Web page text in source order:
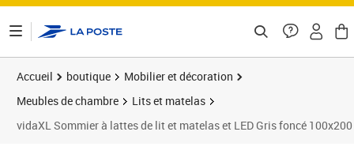
Accueil boutique
Mobilier et décoration
Meubles de chambre
Lits et matelas
vidaXL Sommier à lattes de lit et matelas et LED Gris foncé